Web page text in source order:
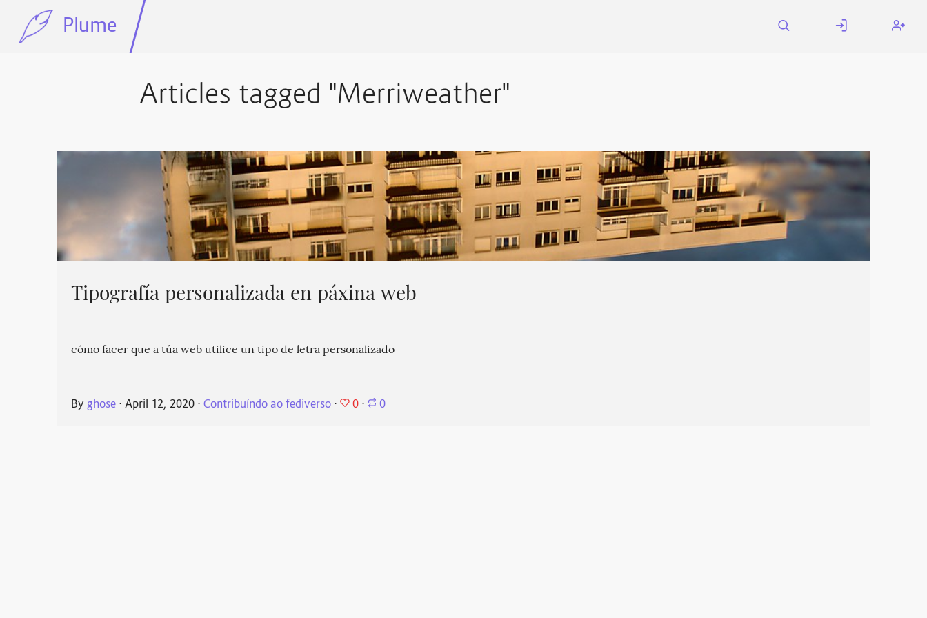
Plume
Articles tagged "Merriweather"
Tipografía personalizada en páxina web
cómo facer que a túa web utilice un tipo de letra personalizado
Byghose ⋅April 12, 2020 ⋅Contribuíndo ao fediverso ⋅ 0 ⋅ 0